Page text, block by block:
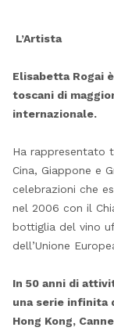
L’Artista
Elisabetta Rogai
toscani di
internazionale.
Ha rappresentato
Cina, Giappone e
celebrazioni che
nel 2006 con il
bottiglia del vino
dell’Unione
In 50 anni di
una serie infinita
Hong Kong,